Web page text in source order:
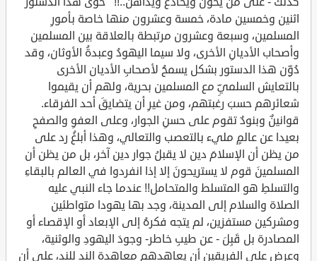
اثنين وخمسين مادة، خمسة وعشرون منها خاصة بأمورِ
المسلمين، وسبعة وعشرون مرتبطة بالعلاقة بين المسلمين
وأصحاب الأديانِ الأخرى، ولا سيما اليهودُ وعبدةُ الأوثان، وقد
دُوِّن هذا الدستور بشكل يسمحُ لأصحابِ الأديان الأخرى
بالتعايش السلميِّ مع المسلمين بحرية، ولهم أن يقيموا
شعائرهم حسبَ رغبتهم، ومن غيرِ أن يتضايقَ أحد الفرقاء.
قوانينٌ وبنودٌ تقوم على حسنِ الجوار، وعلى العفوِ والصفحِ
بعيدا عن عالمٍ مليء بالتعصب والتعالي، وهذا أبلغُ رد على
من يظن أن الإسلامَ دين لا يقبلُ جوار دين آخر، بل من يظن أن
المسلمينَ قوم لا يستريحونَ إلا إذا انفردوا في العالم بالبقاءِ
والتسلطِ هو المتسلط والمتحامل!! عندما جاء النبي عليه
الصلاة والسلام إلى المدينة، وجد بها يهودا متواطئين
ومشركين مستفزين، لم يتجه فكرهُ إلى الإبعاد أو الإقصاء أو
المصادرة بل قَبِلَ - عن طيبِ خاطر- وجودَ اليهودِ والوثنية،
وعرض على الفريقينِ أن يعاهدهم معاهدة الند للند، على أن